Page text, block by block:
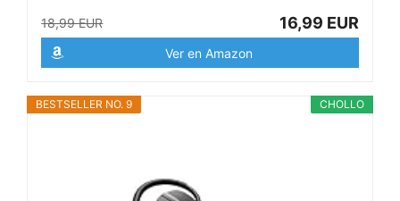
18,99 EUR 16,99 EUR
Ver en Amazon
CHOLLO
BESTSELLER NO. 9